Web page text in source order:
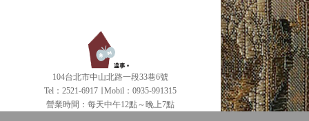
104台北市中山北路一段33巷6號
Tel：2521-6917 ∣ Mobil：0935-991315
營業時間：每天中午12點～晚上7點